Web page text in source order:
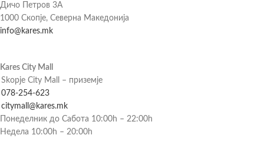
Дичо Петров 3А
1000 Скопје, Северна Македонија
info@kares.mk
Kares City Mall
Skopje City Mall – приземје
078-254-623
citymall@kares.mk
Понеделник до Сабота 10:00h – 22:00h
Недела 10:00h – 20:00h